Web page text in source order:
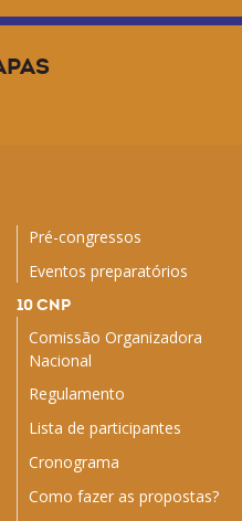
Pré-congressos
Eventos preparatórios
10 CNP
Comissão Organizadora
Nacional
Regulamento
Lista de participantes
Cronograma
Como fazer as propostas?